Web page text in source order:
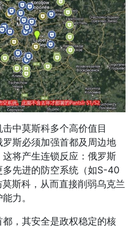
中莫斯科多个高价值目
斯必须加强首都及周边地
将产生连锁反应：俄罗斯
先进的防空系统（如S-40
斯科，从而直接削弱乌克兰
力。
，其安全是政权稳定的核